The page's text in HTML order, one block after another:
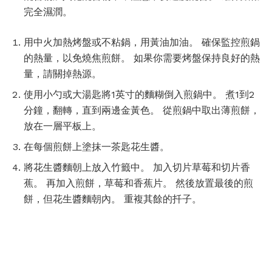
完全濕潤。
用中火加熱烤盤或不粘鍋，用黃油加油。 確保監控煎鍋
的熱量，以免燒焦煎餅。 如果你需要烤盤保持良好的熱
量，請關掉熱源。
使用小勺或大湯匙將1英寸的麵糊倒入煎鍋中。 煮1到2
分鐘，翻轉，直到兩邊金黃色。 從煎鍋中取出薄煎餅，
放在一層平板上。
在每個煎餅上塗抹一茶匙花生醬。
將花生醬麵朝上放入竹籤中。 加入切片草莓和切片香
蕉。 再加入煎餅，草莓和香蕉片。 然後放置最後的煎
餅，但花生醬麵朝內。 重複其餘的扦子。